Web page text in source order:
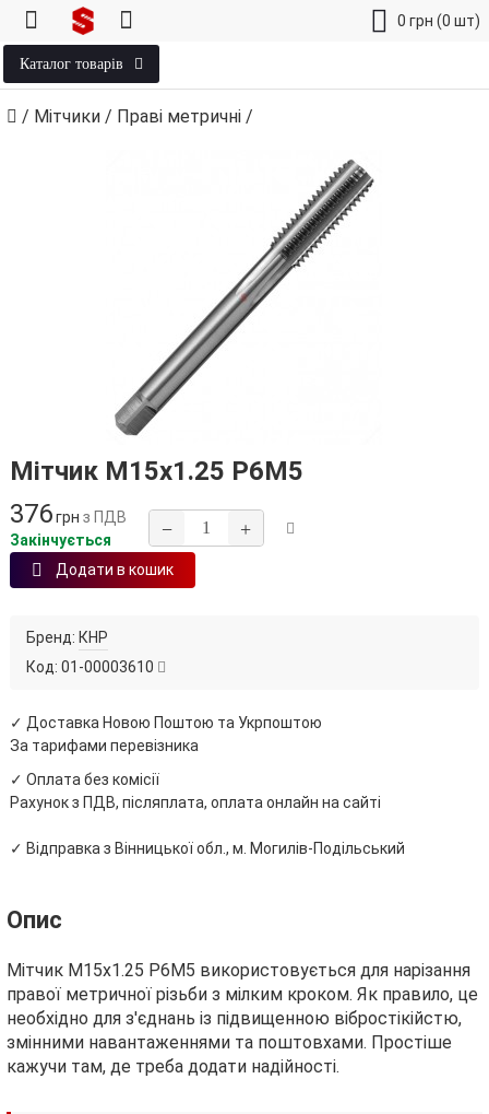
0 грн (0 шт)
Каталог товарів
/ Мітчики / Праві метричні /
Мітчик М15х1.25 Р6М5
376грн з ПДВ
Закінчується
− +
Додати в кошик
Бренд: КНР
Код: 01-00003610
✓ Доставка Новою Поштою та Укрпоштою
За тарифами перевізника
✓ Оплата без комісії
Рахунок з ПДВ, післяплата, оплата онлайн на сайті
✓ Відправка з Вінницької обл., м. Могилів-Подільський
Опис
Мітчик М15х1.25 Р6М5 використовується для нарізання
правої метричної різьби з мілким кроком. Як правило, це
необхідно для з'єднань із підвищенною вібростікійстю,
змінними навантаженнями та поштовхами. Простіше
кажучи там, де треба додати надійності.